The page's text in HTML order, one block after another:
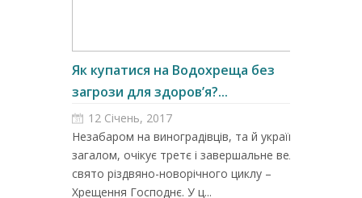
Як купатися на Водохреща без
загрози для здоров’я?...
12 Січень, 2017
Незабаром на виноградівців, та й українців
загалом, очікує третє і завершальне велике
свято різдвяно-новорічного циклу –
Хрещення Господнє. У ц...